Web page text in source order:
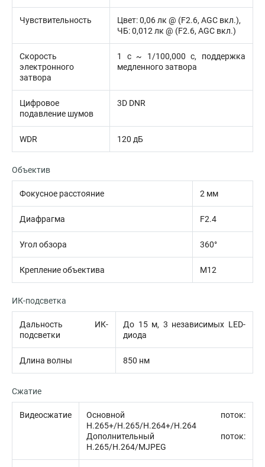
Чувствительность
Цвет: 0,06 лк @ (F2.6, AGC вкл.),
ЧБ: 0,012 лк @ (F2.6, AGC вкл.)
Скорость
электронного
затвора
1 с ~ 1/100,000 с, поддержка
медленного затвора
Цифровое
подавление шумов
3D DNR
WDR 120 дБ
Объектив
Фокусное расстояние 2 мм
Диафрагма F2.4
Угол обзора 360°
Крепление объектива M12
ИК-подсветка
Дальность ИК-
подсветки
До 15 м, 3 независимых LED-
диода
Длина волны 850 нм
Сжатие
Видеосжатие
Основной поток:
H.265+/H.265/H.264+/H.264
Дополнительный поток:
H.265/H.264/MJPEG